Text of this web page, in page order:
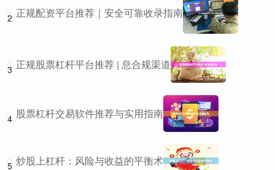
2 正规配资平台推荐｜安全可靠收录指南
3 正规股票杠杆平台推荐 | 息合规渠道
4 股票杠杆交易软件推荐与实用指南
5 炒股上杠杆：风险与收益的平衡术